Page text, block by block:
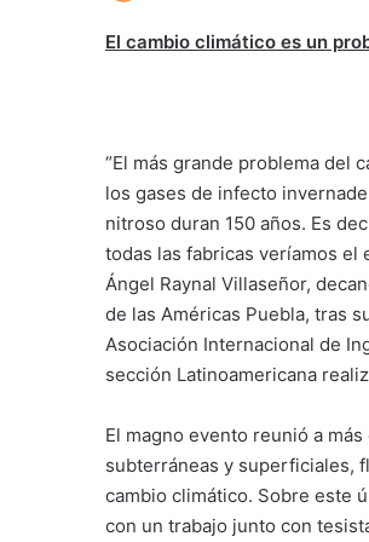
El cambio climático es un
“El más grande problema del
los gases de infecto
nitroso duran 150 años. Es
todas las fabricas veríamos el
Ángel Raynal Villaseñor,
de las Américas Puebla, tras
Asociación Internacional de
sección Latinoamericana
El magno evento reunió a
subterráneas y superficiales,
cambio climático. Sobre este
con un trabajo junto con